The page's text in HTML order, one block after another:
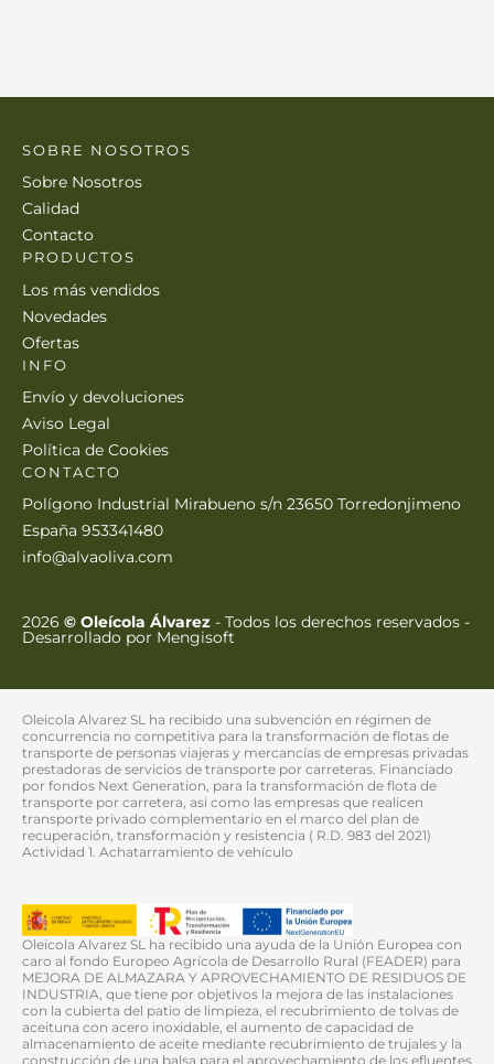
SOBRE NOSOTROS
Sobre Nosotros
Calidad
Contacto
PRODUCTOS
Los más vendidos
Novedades
Ofertas
INFO
Envío y devoluciones
Aviso Legal
Política de Cookies
CONTACTO
Polígono Industrial Mirabueno s/n 23650 Torredonjimeno
España 953341480
info@alvaoliva.com
2026 © Oleícola Álvarez - Todos los derechos reservados -
Desarrollado por Mengisoft
Oleicola Alvarez SL ha recibido una subvención en régimen de
concurrencia no competitiva para la transformación de flotas de
transporte de personas viajeras y mercancías de empresas privadas
prestadoras de servicios de transporte por carreteras. Financiado
por fondos Next Generation, para la transformación de flota de
transporte por carretera, asi como las empresas que realicen
transporte privado complementario en el marco del plan de
recuperación, transformación y resistencia ( R.D. 983 del 2021)
Actividad 1. Achatarramiento de vehículo
Oleicola Alvarez SL ha recibido una ayuda de la Unión Europea con
caro al fondo Europeo Agrícola de Desarrollo Rural (FEADER) para
MEJORA DE ALMAZARA Y APROVECHAMIENTO DE RESIDUOS DE
INDUSTRIA, que tiene por objetivos la mejora de las instalaciones
con la cubierta del patio de limpieza, el recubrimiento de tolvas de
aceituna con acero inoxidable, el aumento de capacidad de
almacenamiento de aceite mediante recubrimiento de trujales y la
construcción de una balsa para el aprovechamiento de los efluentes